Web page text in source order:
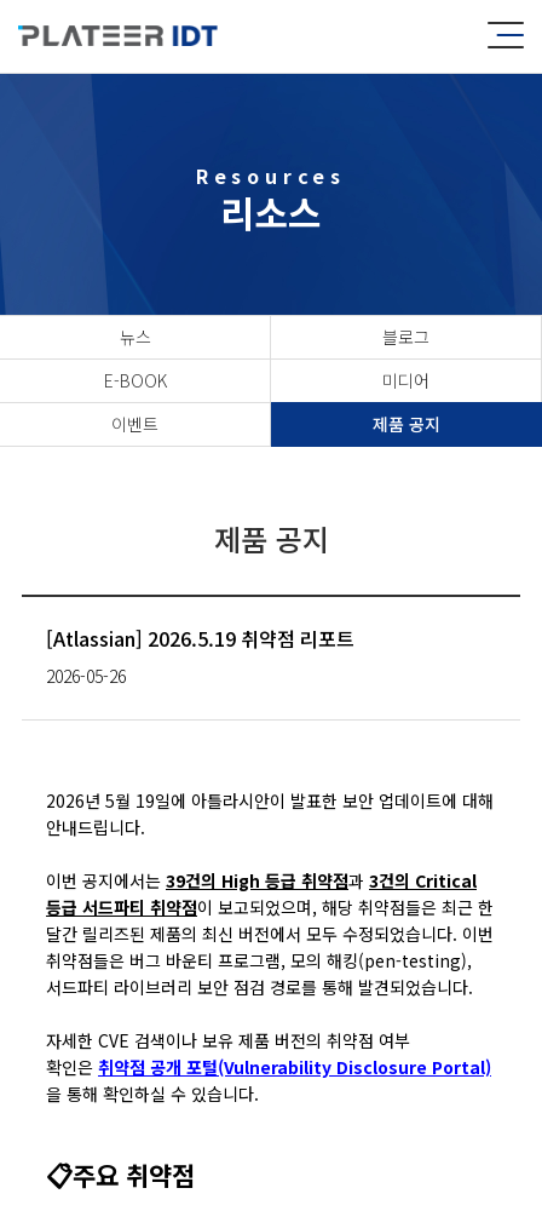
Resources
리소스
뉴스
블로그
E-BOOK
미디어
이벤트
제품 공지
제품 공지
[Atlassian] 2026.5.19 취약점 리포트
2026-05-26
2026년 5월 19일에 아틀라시안이 발표한 보안 업데이트에 대해
안내드립니다.
이번 공지에서는 39건의 High 등급 취약점과 3건의 Critical
등급 서드파티 취약점이 보고되었으며, 해당 취약점들은 최근 한
달간 릴리즈된 제품의 최신 버전에서 모두 수정되었습니다. 이번
취약점들은 버그 바운티 프로그램, 모의 해킹(pen-testing),
서드파티 라이브러리 보안 점검 경로를 통해 발견되었습니다.
자세한 CVE 검색이나 보유 제품 버전의 취약점 여부
확인은 취약점 공개 포털(Vulnerability Disclosure Portal)
을 통해 확인하실 수 있습니다.
📋주요 취약점